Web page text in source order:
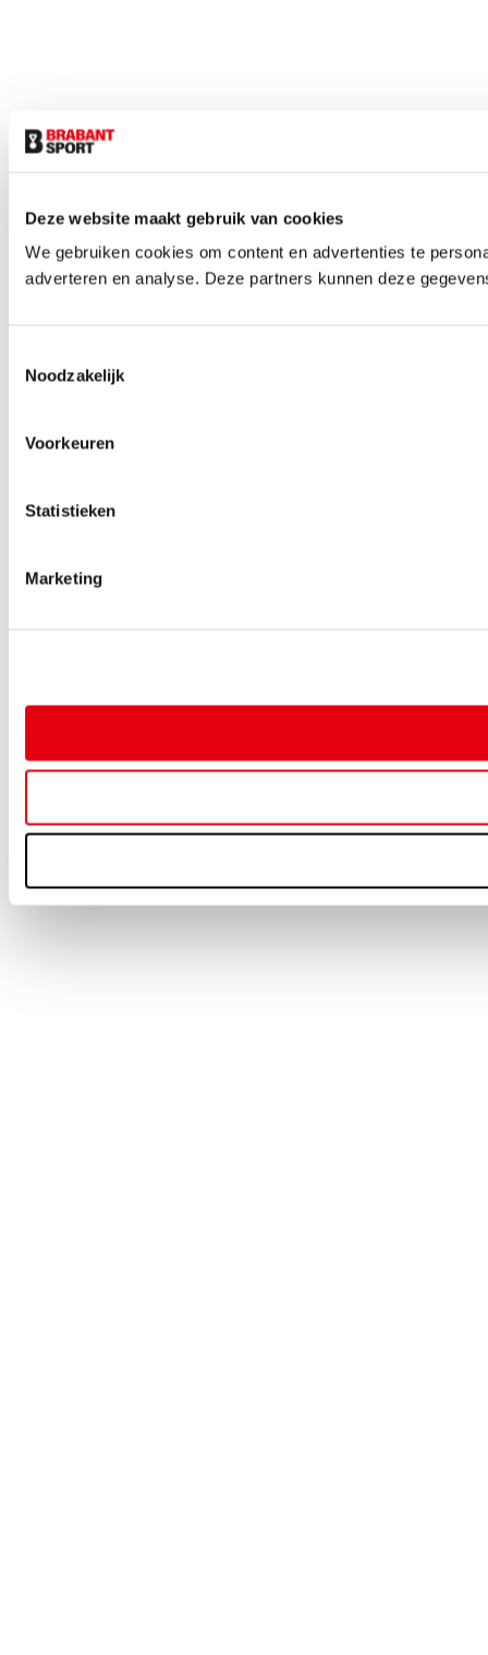
Deze website maakt gebruik van cookies
We gebruiken cookies om content en advertenties te
adverteren en analyse. Deze partners kunnen deze
Noodzakelijk
Voorkeuren
Statistieken
Marketing